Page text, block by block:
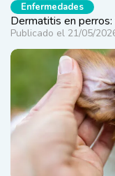
Enfermedades
Dermatitis en
Publicado el 21/05/